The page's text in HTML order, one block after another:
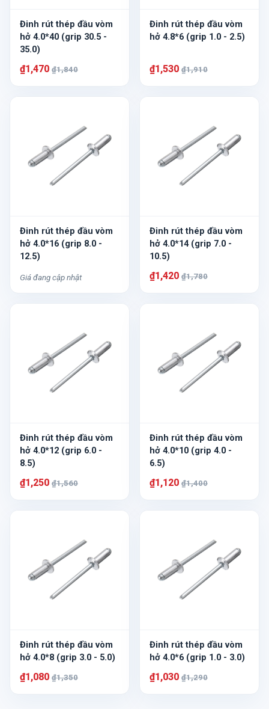
Đinh rút thép đầu vòm
hở 4.0*40 (grip 30.5 -
35.0)
₫1,470 ₫1,840
Đinh rút thép đầu vòm
hở 4.8*6 (grip 1.0 - 2.5)
₫1,530 ₫1,910
Đinh rút thép đầu vòm
hở 4.0*16 (grip 8.0 -
12.5)
Giá đang cập nhật
Đinh rút thép đầu vòm
hở 4.0*14 (grip 7.0 -
10.5)
₫1,420 ₫1,780
Đinh rút thép đầu vòm
hở 4.0*12 (grip 6.0 -
8.5)
₫1,250 ₫1,560
Đinh rút thép đầu vòm
hở 4.0*10 (grip 4.0 -
6.5)
₫1,120 ₫1,400
Đinh rút thép đầu vòm
hở 4.0*8 (grip 3.0 - 5.0)
₫1,080 ₫1,350
Đinh rút thép đầu vòm
hở 4.0*6 (grip 1.0 - 3.0)
₫1,030 ₫1,290